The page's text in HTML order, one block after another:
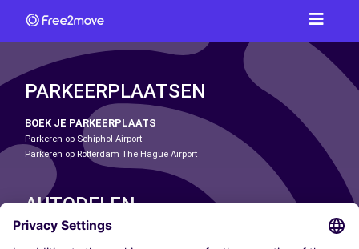
PARKEERPLAATSEN
BOEK JE PARKEERPLAATS
Parkeren op Schiphol Airport
Parkeren op Rotterdam The Hague Airport
AUTODELEN
ONZE STEDEN